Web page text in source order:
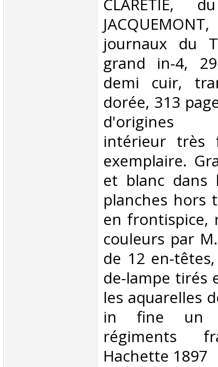
CLARETIE,
journaux du
grand in-4,
demi cuir,
dorée, 313
d'origines
intérieur très
exemplaire.
et blanc
planches hors
en frontispice,
couleurs par
de 12 en-
de-lampe tirés
les aquarelles
in fine un
régiments
Hachette 1897‎